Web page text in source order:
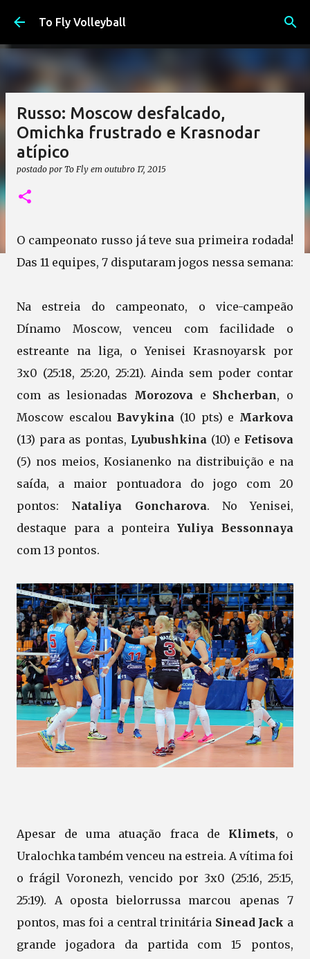
Pular para o conteúdo principal
To Fly Volleyball
Russo: Moscow desfalcado,
Omichka frustrado e Krasnodar
atípico
postado por To Fly em outubro 17, 2015
O campeonato russo já teve sua primeira rodada!
Das 11 equipes, 7 disputaram jogos nessa semana:
Na estreia do campeonato, o vice-campeão
Dínamo Moscow, venceu com facilidade o
estreante na liga, o Yenisei Krasnoyarsk por
3x0 (25:18, 25:20, 25:21). Ainda sem poder contar
com as lesionadas Morozova e Shcherban, o
Moscow escalouBavykina (10 pts) e Markova
(13) para as pontas, Lyubushkina(10) e Fetisova
(5) nos meios, Kosianenko na distribuição e na
saída, a maior pontuadora do jogo com 20
pontos: Nataliya Goncharova. No Yenisei,
destaque para a ponteira Yuliya Bessonnaya
com 13 pontos.
Apesar de uma atuação fraca de Klimets, o
Uralochka também venceu na estreia. A vítima foi
o frágil Voronezh, vencido por 3x0 (25:16, 25:15,
25:19). A oposta bielorrussa marcou apenas 7
pontos, mas foi a central trinitária Sinead Jack a
grande jogadora da partida com 15 pontos,